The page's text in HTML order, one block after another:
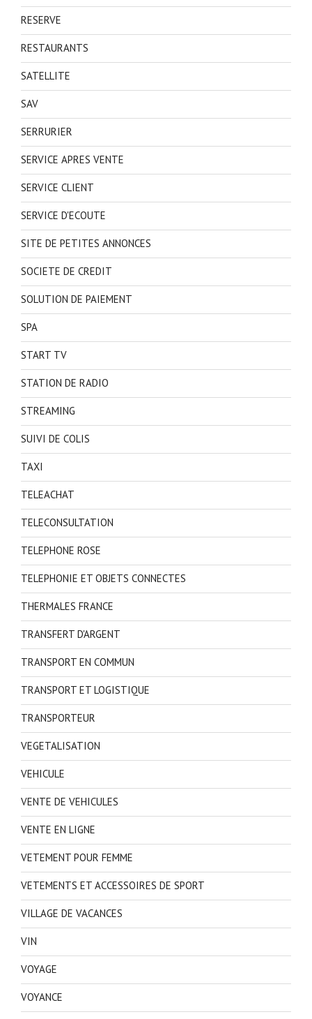
RESERVE
RESTAURANTS
SATELLITE
SAV
SERRURIER
SERVICE APRES VENTE
SERVICE CLIENT
SERVICE D'ECOUTE
SITE DE PETITES ANNONCES
SOCIETE DE CREDIT
SOLUTION DE PAIEMENT
SPA
START TV
STATION DE RADIO
STREAMING
SUIVI DE COLIS
TAXI
TELEACHAT
TELECONSULTATION
TELEPHONE ROSE
TELEPHONIE ET OBJETS CONNECTES
THERMALES FRANCE
TRANSFERT D'ARGENT
TRANSPORT EN COMMUN
TRANSPORT ET LOGISTIQUE
TRANSPORTEUR
VEGETALISATION
VEHICULE
VENTE DE VEHICULES
VENTE EN LIGNE
VETEMENT POUR FEMME
VETEMENTS ET ACCESSOIRES DE SPORT
VILLAGE DE VACANCES
VIN
VOYAGE
VOYANCE